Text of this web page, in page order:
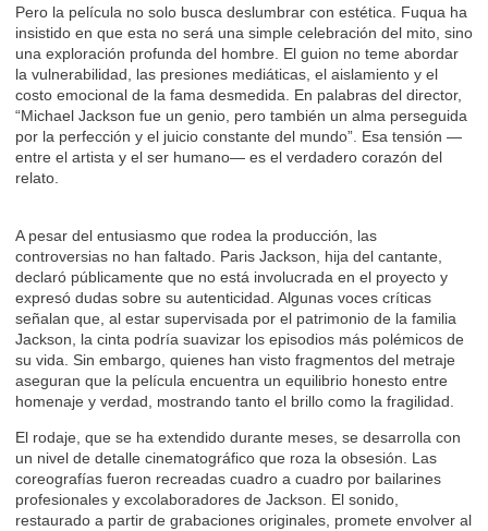
Pero la película no solo busca deslumbrar con estética. Fuqua ha
insistido en que esta no será una simple celebración del mito, sino
una exploración profunda del hombre. El guion no teme abordar
la vulnerabilidad, las presiones mediáticas, el aislamiento y el
costo emocional de la fama desmedida. En palabras del director,
“Michael Jackson fue un genio, pero también un alma perseguida
por la perfección y el juicio constante del mundo”. Esa tensión —
entre el artista y el ser humano— es el verdadero corazón del
relato.
A pesar del entusiasmo que rodea la producción, las
controversias no han faltado. Paris Jackson, hija del cantante,
declaró públicamente que no está involucrada en el proyecto y
expresó dudas sobre su autenticidad. Algunas voces críticas
señalan que, al estar supervisada por el patrimonio de la familia
Jackson, la cinta podría suavizar los episodios más polémicos de
su vida. Sin embargo, quienes han visto fragmentos del metraje
aseguran que la película encuentra un equilibrio honesto entre
homenaje y verdad, mostrando tanto el brillo como la fragilidad.
El rodaje, que se ha extendido durante meses, se desarrolla con
un nivel de detalle cinematográfico que roza la obsesión. Las
coreografías fueron recreadas cuadro a cuadro por bailarines
profesionales y excolaboradores de Jackson. El sonido,
restaurado a partir de grabaciones originales, promete envolver al